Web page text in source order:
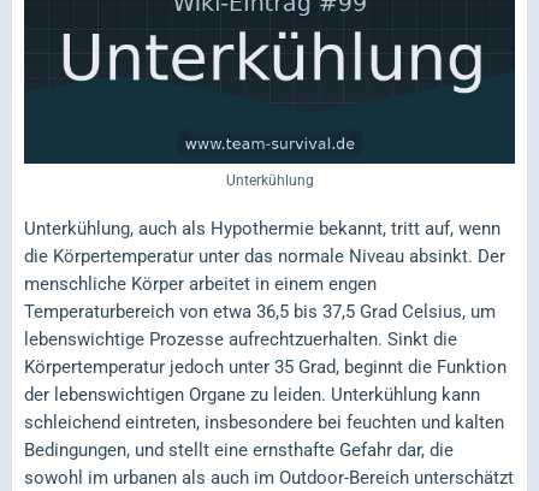
Unterkühlung
Unterkühlung, auch als Hypothermie bekannt, tritt auf, wenn
die Körpertemperatur unter das normale Niveau absinkt. Der
menschliche Körper arbeitet in einem engen
Temperaturbereich von etwa 36,5 bis 37,5 Grad Celsius, um
lebenswichtige Prozesse aufrechtzuerhalten. Sinkt die
Körpertemperatur jedoch unter 35 Grad, beginnt die Funktion
der lebenswichtigen Organe zu leiden. Unterkühlung kann
schleichend eintreten, insbesondere bei feuchten und kalten
Bedingungen, und stellt eine ernsthafte Gefahr dar, die
sowohl im urbanen als auch im Outdoor-Bereich unterschätzt